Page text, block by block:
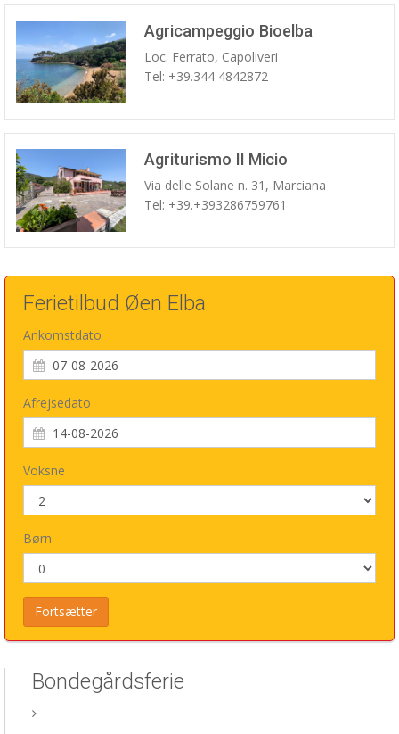
Agricampeggio Bioelba
Loc. Ferrato, Capoliveri
Tel: +39.344 4842872
Agriturismo Il Micio
Via delle Solane n. 31, Marciana
Tel: +39.+393286759761
Ferietilbud Øen Elba
Ankomstdato
Afrejsedato
Voksne
Børn
Bondegårdsferie